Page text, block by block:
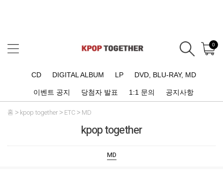
0
CD DIGITAL ALBUM LP DVD, BLU-RAY, MD
이벤트 공지 당첨자 발표 1:1 문의 공지사항
홈 kpop together ETC MD
kpop together
MD